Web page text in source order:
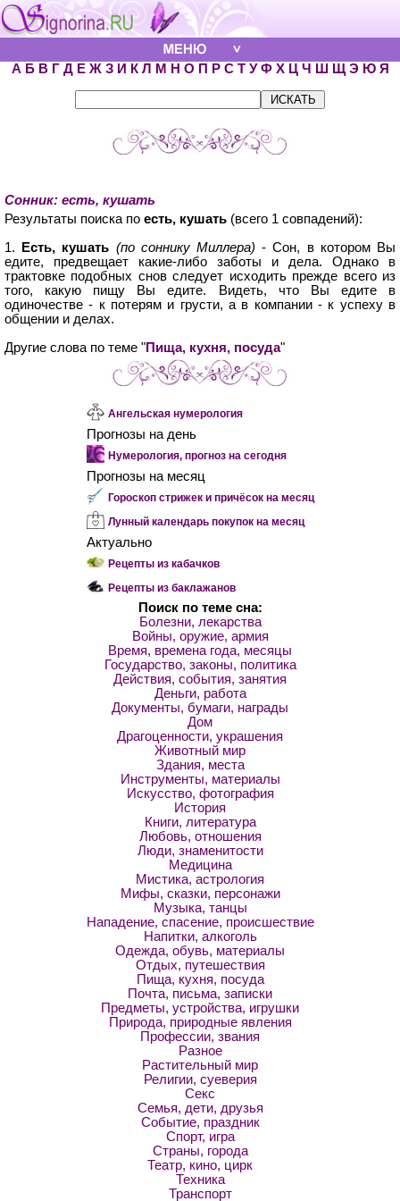
А Б В Г Д Е Ж З И К Л М Н О П Р С Т У Ф Х Ц Ч Ш Щ Э Ю Я
Сонник: есть, кушать
Результаты поиска по есть, кушать (всего 1 совпадений):
1.
Есть, кушать (по соннику Миллера) - Сон, в котором Вы
едите, предвещает какие-либо заботы и дела. Однако в
трактовке подобных снов следует исходить прежде всего из
того, какую пищу Вы едите. Видеть, что Вы едите в
одиночестве - к потерям и грусти, а в компании - к успеху в
общении и делах.
Другие слова по теме "Пища, кухня, посуда"
Ангельская нумерология
Прогнозы на день
Нумерология, прогноз на сегодня
Прогнозы на месяц
Гороскоп стрижек и причёсок на месяц
Лунный календарь покупок на месяц
Актуально
Рецепты из кабачков
Рецепты из баклажанов
Поиск по теме сна:
Болезни, лекарства
Войны, оружие, армия
Время, времена года, месяцы
Государство, законы, политика
Действия, события, занятия
Деньги, работа
Документы, бумаги, награды
Дом
Драгоценности, украшения
Животный мир
Здания, места
Инструменты, материалы
Искусство, фотография
История
Книги, литература
Любовь, отношения
Люди, знаменитости
Медицина
Мистика, астрология
Мифы, сказки, персонажи
Музыка, танцы
Нападение, спасение, происшествие
Напитки, алкоголь
Одежда, обувь, материалы
Отдых, путешествия
Пища, кухня, посуда
Почта, письма, записки
Предметы, устройства, игрушки
Природа, природные явления
Профессии, звания
Разное
Растительный мир
Религии, суеверия
Секс
Семья, дети, друзья
Событие, праздник
Спорт, игра
Страны, города
Театр, кино, цирк
Техника
Транспорт